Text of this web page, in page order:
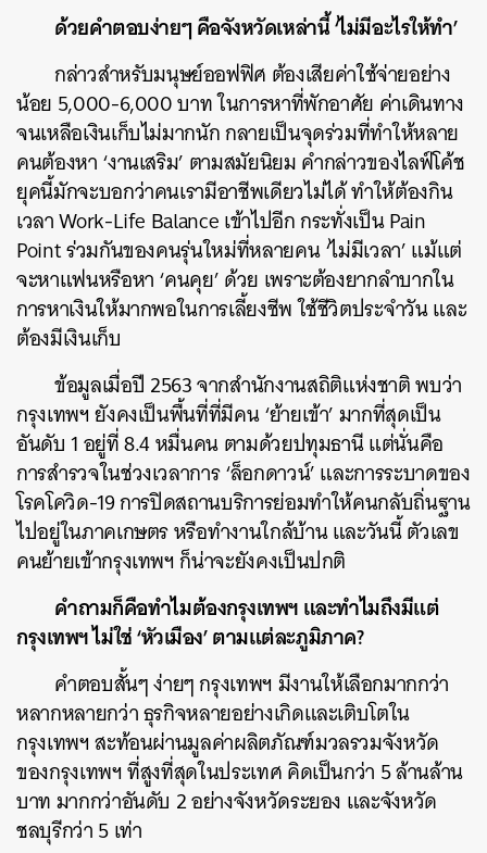
ด้วยคำตอบง่ายๆ คือจังหวัดเหล่านี้ ‘ไม่มีอะไรให้ทำ’
กล่าวสำหรับมนุษย์ออฟฟิศ ต้องเสียค่าใช้จ่ายอย่าง
น้อย 5,000-6,000 บาท ในการหาที่พักอาศัย ค่าเดินทาง
จนเหลือเงินเก็บไม่มากนัก กลายเป็นจุดร่วมที่ทำให้หลาย
คนต้องหา ‘งานเสริม’ ตามสมัยนิยม คำกล่าวของไลฟ์โค้ช
ยุคนี้มักจะบอกว่าคนเรามีอาชีพเดียวไม่ได้ ทำให้ต้องกิน
เวลา Work-Life Balance เข้าไปอีก กระทั่งเป็น Pain
Point ร่วมกันของคนรุ่นใหม่ที่หลายคน ‘ไม่มีเวลา’ แม้แต่
จะหาแฟนหรือหา ‘คนคุย’ ด้วย เพราะต้องยากลำบากใน
การหาเงินให้มากพอในการเลี้ยงชีพ ใช้ชีวิตประจำวัน และ
ต้องมีเงินเก็บ
ข้อมูลเมื่อปี 2563 จากสำนักงานสถิติแห่งชาติ พบว่า
กรุงเทพฯ ยังคงเป็นพื้นที่ที่มีคน ‘ย้ายเข้า’ มากที่สุดเป็น
อันดับ 1 อยู่ที่ 8.4 หมื่นคน ตามด้วยปทุมธานี แต่นั่นคือ
การสำรวจในช่วงเวลาการ ‘ล็อกดาวน์’ และการระบาดของ
โรคโควิด-19 การปิดสถานบริการย่อมทำให้คนกลับถิ่นฐาน
ไปอยู่ในภาคเกษตร หรือทำงานใกล้บ้าน และวันนี้ ตัวเลข
คนย้ายเข้ากรุงเทพฯ ก็น่าจะยังคงเป็นปกติ
คำถามก็คือทำไมต้องกรุงเทพฯ และทำไมถึงมีแต่
กรุงเทพฯ ไม่ใช่ ‘หัวเมือง’ ตามแต่ละภูมิภาค?
คำตอบสั้นๆ ง่ายๆ กรุงเทพฯ มีงานให้เลือกมากกว่า
หลากหลายกว่า ธุรกิจหลายอย่างเกิดและเติบโตใน
กรุงเทพฯ สะท้อนผ่านมูลค่าผลิตภัณฑ์มวลรวมจังหวัด
ของกรุงเทพฯ ที่สูงที่สุดในประเทศ คิดเป็นกว่า 5 ล้านล้าน
บาท มากกว่าอันดับ 2 อย่างจังหวัดระยอง และจังหวัด
ชลบุรีกว่า 5 เท่า